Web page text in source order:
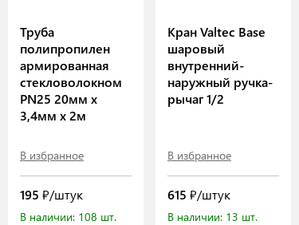
Труба
полипропилен
армированная
стекловолокном
PN25 20мм х
3,4мм х 2м
В избранное
195 ₽/штук
В наличии: 108 шт.
Кран Valtec Base
шаровый
внутренний-
наружный ручка-
рычаг 1/2
В избранное
615 ₽/штук
В наличии: 13 шт.